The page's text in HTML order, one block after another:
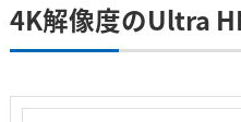
4K解像度のUltra